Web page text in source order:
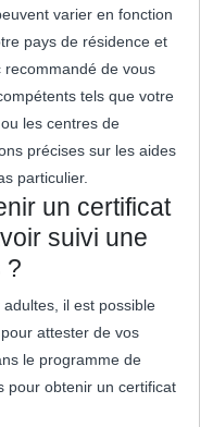
varier en fonction
pays de résidence et
recommandé de vous
tels que votre
les centres de
précises sur les aides
particulier.
un certificat
suivi une
?
il est possible
attester de vos
le programme de
pour obtenir un certificat